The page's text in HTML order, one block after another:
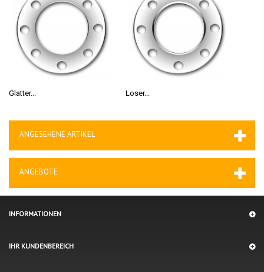
Glatter... Loser...
ANGESEHENE ARTIKEL
ANGEBOTE
INFORMATIONEN
IHR KUNDENBEREICH